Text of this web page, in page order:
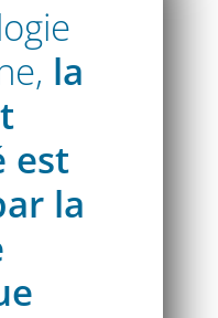
la
est
la